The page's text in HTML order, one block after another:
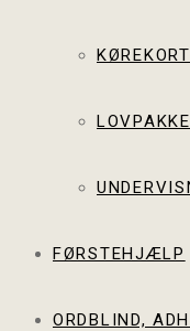
FØRSTEHJÆLP
ORDBLIND,